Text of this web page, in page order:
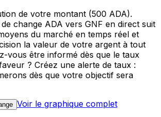
de votre montant (500 ADA).
change ADA vers GNF en direct suit
du marché en temps réel et
la valeur de votre argent à tout
vous être informé dès que le taux
? Créez une alerte de taux :
dès que votre objectif sera
Voir le graphique complet